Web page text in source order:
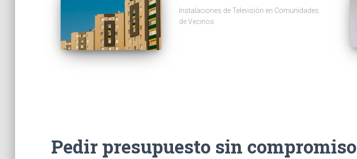
Instalaciones de Televisión en Comunidades
de Vecinos
Pedir presupuesto sin compromiso